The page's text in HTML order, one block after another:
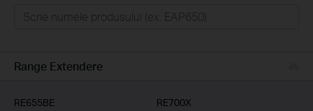
Business
Range Extendere
RE655BE
RE700X